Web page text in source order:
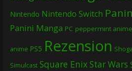
Nintendo Nintendo Switch
Panini Manga PC peppermint anime
anime PS5 Rezension
Simulcast Square EnixStar Wars